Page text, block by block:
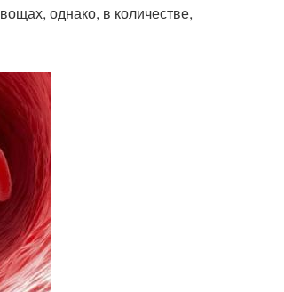
однако, в количестве,